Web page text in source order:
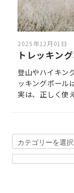
2025年12月01日
トレッキン
登山やハイキン
ッキングポール
実は、正しく使
キングポールの
めました。 これ